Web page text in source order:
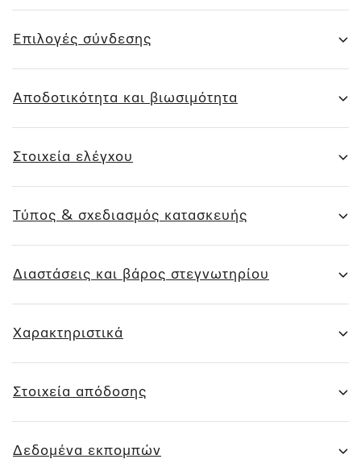
Επιλογές σύνδεσης
Αποδοτικότητα και βιωσιμότητα
Στοιχεία ελέγχου
Τύπος & σχεδιασμός κατασκευής
Διαστάσεις και βάρος στεγνωτηρίου
Χαρακτηριστικά
Στοιχεία απόδοσης
Δεδομένα εκπομπών